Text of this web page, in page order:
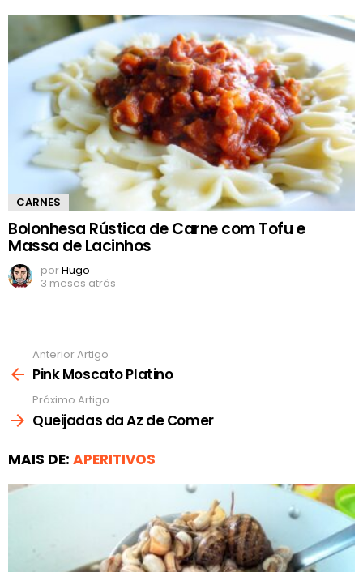
CARNES
Bolonhesa Rústica de Carne com Tofu e
Massa de Lacinhos
porHugo
3 meses atrás
mais
Anterior Artigo
Pink Moscato Platino
Próximo Artigo
Queijadas da Az de Comer
MAIS DE: APERITIVOS